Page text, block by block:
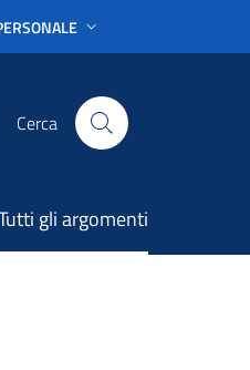
Cerca
gli argomenti